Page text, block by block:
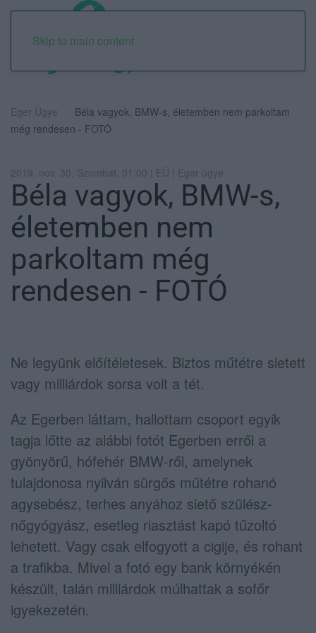
Skip to main content
Eger Ügye
Béla vagyok, BMW-s, életemben nem parkoltam
még rendesen - FOTÓ
2019. nov. 30. Szombat, 01:00 | EÜ | Eger ügye
Béla vagyok, BMW-s,
életemben nem
parkoltam még
rendesen - FOTÓ
Ne legyünk előítéletesek. Biztos műtétre sietett
vagy milliárdok sorsa volt a tét.
Az Egerben láttam, hallottam csoport egyik
tagja lőtte az alábbi fotót Egerben erről a
gyönyörű, hófehér BMW-ről, amelynek
tulajdonosa nyilván sürgős műtétre rohanó
agysebész, terhes anyához siető szülész-
nőgyógyász, esetleg riasztást kapó tűzoltó
lehetett. Vagy csak elfogyott a cigije, és rohant
a trafikba. Mivel a fotó egy bank környékén
készült, talán milliárdok múlhattak a sofőr
igyekezetén.